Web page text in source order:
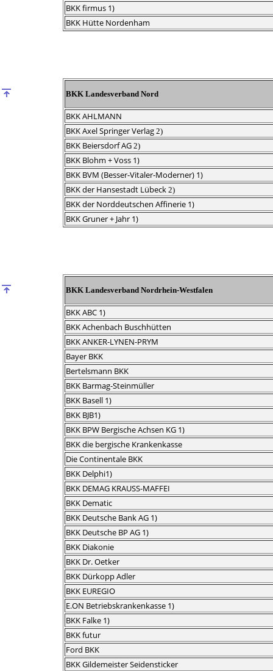
BKK firmus 1)
BKK Hütte Nordenham
BKK Landesverband Nord
BKK AHLMANN
BKK Axel Springer Verlag 2)
BKK Beiersdorf AG 2)
BKK Blohm + Voss 1)
BKK BVM (Besser-Vitaler-Moderner) 1)
BKK der Hansestadt Lübeck 2)
BKK der Norddeutschen Affinerie 1)
BKK Gruner + Jahr 1)
BKK Landesverband Nordrhein-Westfalen
BKK ABC 1)
BKK Achenbach Buschhütten
BKK ANKER-LYNEN-PRYM
Bayer BKK
Bertelsmann BKK
BKK Barmag-Steinmüller
BKK Basell 1)
BKK BJB1)
BKK BPW Bergische Achsen KG 1)
BKK die bergische Krankenkasse
Die Continentale BKK
BKK Delphi1)
BKK DEMAG KRAUSS-MAFFEI
BKK Dematic
BKK Deutsche Bank AG 1)
BKK Deutsche BP AG 1)
BKK Diakonie
BKK Dr. Oetker
BKK Dürkopp Adler
BKK EUREGIO
E.ON Betriebskrankenkasse 1)
BKK Falke 1)
BKK futur
Ford BKK
BKK Gildemeister Seidensticker